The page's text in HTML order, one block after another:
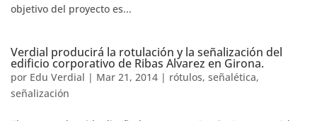
objetivo del proyecto es...
Verdial producirá la rotulación y la señalización del
edificio corporativo de Ribas Alvarez en Girona.
por Edu Verdial | Mar 21, 2014 | rótulos, señalética,
señalización